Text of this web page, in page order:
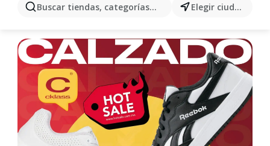
Buscar tiendas, categorías, productos... Elegir ciudad